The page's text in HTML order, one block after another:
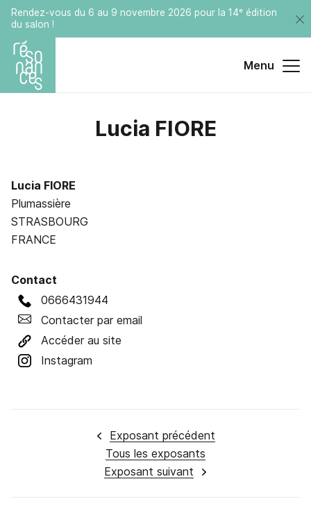
Rendez-vous du 6 au 9 novembre 2026 pour la 14ᵉ édition
du salon !
Menu
Lucia FIORE
Lucia FIORE
Plumassière
STRASBOURG
FRANCE
Contact
0666431944
Contacter par email
Accéder au site
Instagram
Exposant précédent
Tous les exposants
Exposant suivant